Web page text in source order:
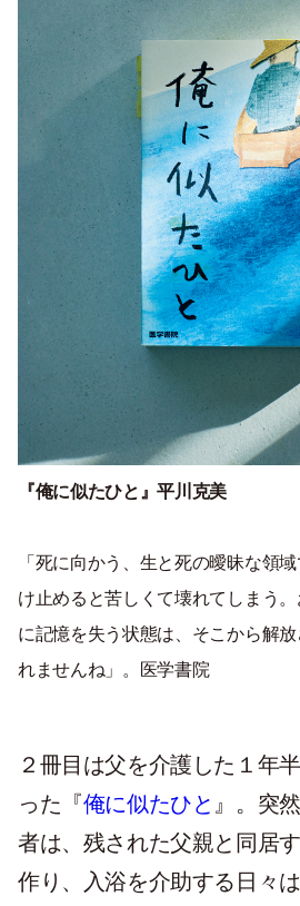
『俺に似たひと』平川克美
「死に向かう、生と死の曖昧な領
け止めると苦しくて壊れてしまう
に記憶を失う状態は、そこから解
れませんね」。医学書院
２冊目は父を介護した１年
った『俺に似たひと 』。突
者は、残された父親と同居
作り、入浴を介助する日々